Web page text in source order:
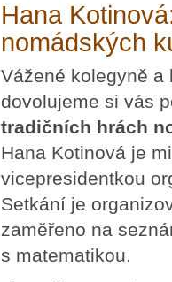
Hana
nomádských
Vážené kolegyně a
dovolujeme si vás
tradičních hrách
Hana Kotinová je
vicepresidentkou
Setkání je
zaměřeno na
s matematikou.